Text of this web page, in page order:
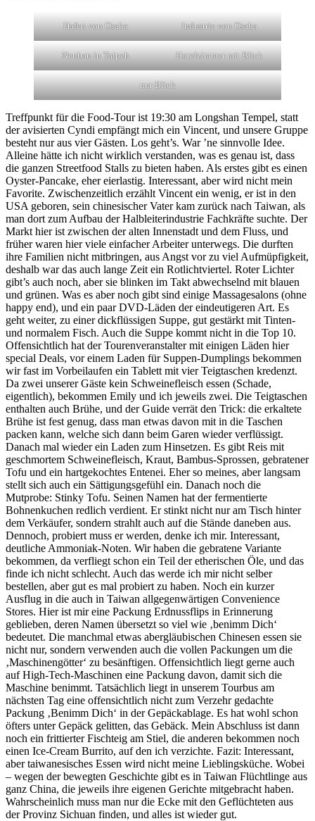
Hafen von Osaka Industrie von Osaka
Neubau in Taipeh Hotelzimmer mit Blick
nur Blick
Treffpunkt für die Food-Tour ist 19:30 am Longshan Tempel, statt
der avisierten Cyndi empfängt mich ein Vincent, und unsere Gruppe
besteht nur aus vier Gästen. Los geht’s. War ’ne sinnvolle Idee.
Alleine hätte ich nicht wirklich verstanden, was es genau ist, dass
die ganzen Streetfood Stalls zu bieten haben. Als erstes gibt es einen
Oyster-Pancake, eher eierlastig. Interessant, aber wird nicht mein
Favorite. Zwischenzeitlich erzählt Vincent ein wenig, er ist in den
USA geboren, sein chinesischer Vater kam zurück nach Taiwan, als
man dort zum Aufbau der Halbleiterindustrie Fachkräfte suchte. Der
Markt hier ist zwischen der alten Innenstadt und dem Fluss, und
früher waren hier viele einfacher Arbeiter unterwegs. Die durften
ihre Familien nicht mitbringen, aus Angst vor zu viel Aufmüpfigkeit,
deshalb war das auch lange Zeit ein Rotlichtviertel. Roter Lichter
gibt’s auch noch, aber sie blinken im Takt abwechselnd mit blauen
und grünen. Was es aber noch gibt sind einige Massagesalons (ohne
happy end), und ein paar DVD-Läden der eindeutigeren Art. Es
geht weiter, zu einer dickflüssigen Suppe, gut gestärkt mit Tinten-
und normalem Fisch. Auch die Suppe kommt nicht in die Top 10.
Offensichtlich hat der Tourenveranstalter mit einigen Läden hier
special Deals, vor einem Laden für Suppen-Dumplings bekommen
wir fast im Vorbeilaufen ein Tablett mit vier Teigtaschen kredenzt.
Da zwei unserer Gäste kein Schweinefleisch essen (Schade,
eigentlich), bekommen Emily und ich jeweils zwei. Die Teigtaschen
enthalten auch Brühe, und der Guide verrät den Trick: die erkaltete
Brühe ist fest genug, dass man etwas davon mit in die Taschen
packen kann, welche sich dann beim Garen wieder verflüssigt.
Danach mal wieder ein Laden zum Hinsetzen. Es gibt Reis mit
geschmortem Schweinefleisch, Kraut, Bambus-Sprossen, gebratener
Tofu und ein hartgekochtes Entenei. Eher so meines, aber langsam
stellt sich auch ein Sättigungsgefühl ein. Danach noch die
Mutprobe: Stinky Tofu. Seinen Namen hat der fermentierte
Bohnenkuchen redlich verdient. Er stinkt nicht nur am Tisch hinter
dem Verkäufer, sondern strahlt auch auf die Stände daneben aus.
Dennoch, probiert muss er werden, denke ich mir. Interessant,
deutliche Ammoniak-Noten. Wir haben die gebratene Variante
bekommen, da verfliegt schon ein Teil der etherischen Öle, und das
finde ich nicht schlecht. Auch das werde ich mir nicht selber
bestellen, aber gut es mal probiert zu haben. Noch ein kurzer
Ausflug in die auch in Taiwan allgegenwärtigen Convenience
Stores. Hier ist mir eine Packung Erdnussflips in Erinnerung
geblieben, deren Namen übersetzt so viel wie ‚benimm Dich‘
bedeutet. Die manchmal etwas abergläubischen Chinesen essen sie
nicht nur, sondern verwenden auch die vollen Packungen um die
‚Maschinengötter‘ zu besänftigen. Offensichtlich liegt gerne auch
auf High-Tech-Maschinen eine Packung davon, damit sich die
Maschine benimmt. Tatsächlich liegt in unserem Tourbus am
nächsten Tag eine offensichtlich nicht zum Verzehr gedachte
Packung ‚Benimm Dich‘ in der Gepäckablage. Es hat wohl schon
öfters unter Gepäck gelitten, das Gebäck. Mein Abschluss ist dann
noch ein frittierter Fischteig am Stiel, die anderen bekommen noch
einen Ice-Cream Burrito, auf den ich verzichte. Fazit: Interessant,
aber taiwanesisches Essen wird nicht meine Lieblingsküche. Wobei
– wegen der bewegten Geschichte gibt es in Taiwan Flüchtlinge aus
ganz China, die jeweils ihre eigenen Gerichte mitgebracht haben.
Wahrscheinlich muss man nur die Ecke mit den Geflüchteten aus
der Provinz Sichuan finden, und alles ist wieder gut.